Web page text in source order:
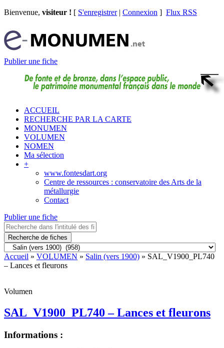
Bienvenue, visiteur ! [ S'enregistrer| Connexion ] Flux RSS
Publier une fiche
ACCUEIL
RECHERCHE PAR LA CARTE
MONUMEN
VOLUMEN
NOMEN
Ma sélection
+
www.fontesdart.org
Centre de ressources : conservatoire des Arts de la
métallurgie
Contact
Publier une fiche
Recherche de fiches
Accueil » VOLUMEN » Salin (vers 1900) » SAL_V1900_PL740
– Lances et fleurons
Volumen
SAL_V1900_PL740 – Lances et fleurons
Informations :